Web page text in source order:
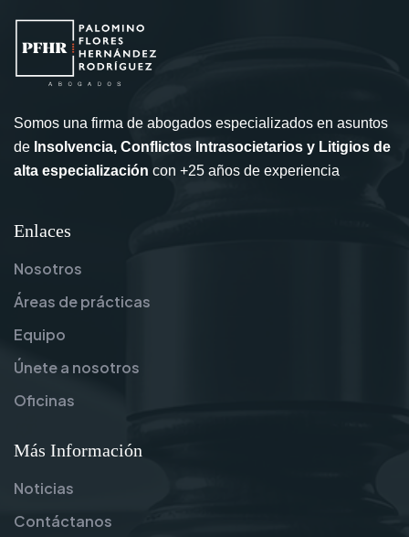
Somos una firma de abogados especializados en asuntos
de Insolvencia, Conflictos Intrasocietarios y Litigios de
alta especialización con +25 años de experiencia
Enlaces
Nosotros
Áreas de prácticas
Equipo
Únete a nosotros
Oficinas
Más Información
Noticias
Contáctanos